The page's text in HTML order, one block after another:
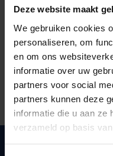
Deze website maakt
We gebruiken cookies
personaliseren, om
en om ons
informatie over uw
partners voor social
partners kunnen deze
informatie die u aan ze
verzameld op basis